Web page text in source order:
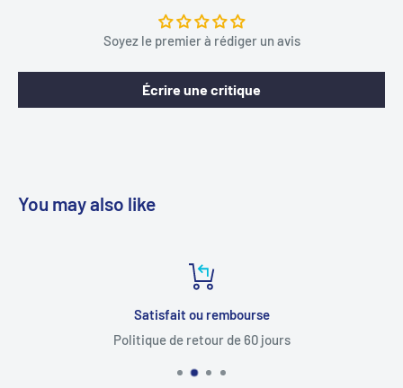
Soyez le premier à rédiger un avis
Écrire une critique
You may also like
Satisfait ou rembourse
Politique de retour de 60 jours